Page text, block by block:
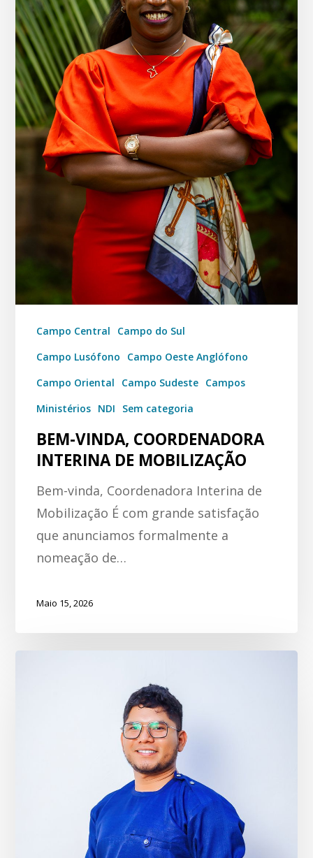
Campo Central
Campo do Sul
Campo Lusófono
Campo Oeste Anglófono
Campo Oriental
Campo Sudeste Campos
Ministérios NDI Sem categoria
BEM-VINDA, COORDENADORA
INTERINA DE MOBILIZAÇÃO
Bem-vinda, Coordenadora Interina de
Mobilização É com grande satisfação
que anunciamos formalmente a
nomeação de…
Maio 15, 2026